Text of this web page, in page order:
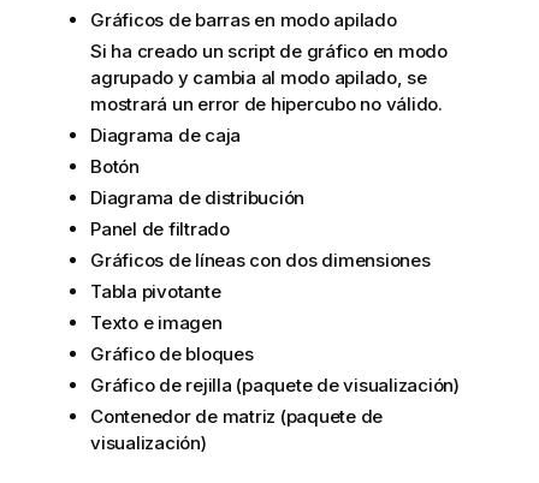
Gráficos de barras en modo apilado
Si ha creado un script de gráfico en modo
agrupado y cambia al modo apilado, se
mostrará un error de hipercubo no válido.
Diagrama de caja
Botón
Diagrama de distribución
Panel de filtrado
Gráficos de líneas con dos dimensiones
Tabla pivotante
Texto e imagen
Gráfico de bloques
Gráfico de rejilla (paquete de visualización)
Contenedor de matriz (paquete de
visualización)